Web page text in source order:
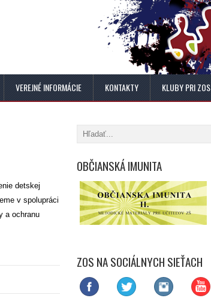
VEREJNÉ INFORMÁCIE KONTAKTY KLUBY PRI ZOS
detskej
v spolupráci
a ochranu
OBČIANSKÁ IMUNITA
ZOS NA SOCIÁLNYCH SIEŤACH